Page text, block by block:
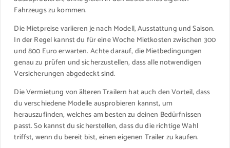
Fahrzeugs zu kommen.
Die Mietpreise variieren je nach Modell, Ausstattung und Saison.
In der Regel kannst du für eine Woche Mietkosten zwischen 300
und 800 Euro erwarten. Achte darauf, die Mietbedingungen
genau zu prüfen und sicherzustellen, dass alle notwendigen
Versicherungen abgedeckt sind.
Die Vermietung von älteren Trailern hat auch den Vorteil, dass
du verschiedene Modelle ausprobieren kannst, um
herauszufinden, welches am besten zu deinen Bedürfnissen
passt. So kannst du sicherstellen, dass du die richtige Wahl
triffst, wenn du bereit bist, einen eigenen Trailer zu kaufen.